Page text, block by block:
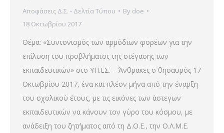
Αποφάσεις Δ.Σ. - Δελτία Τύπου By doe
18 Οκτωβρίου 2017
Θέμα: «Συντονισμός των αρμόδιων φορέων για την
επίλυση του προβλήματος της στέγασης των
εκπαιδευτικών» στο ΥΠ.ΕΣ. – Άνθρακες ο θησαυρός 17
Οκτωβρίου 2017, ένα και πλέον μήνα από την έναρξη
του σχολικού έτους, με τις εικόνες των άστεγων
εκπαιδευτικών να κάνουν τον γύρο του κόσμου, με
ανάδειξη του ζητήματος από τη Δ.Ο.Ε., την Ο.Λ.Μ.Ε.